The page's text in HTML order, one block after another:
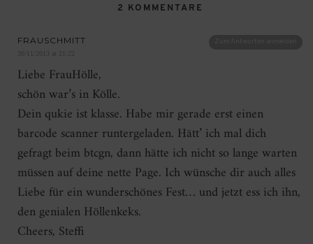
2 KOMMENTARE
FRAUSCHMITT
Liebe FrauHölle,
schön war’s in Kölle.
Dein qukie ist klasse. Habe mir gerade erst einen
barcode scanner runtergeladen. Hätt’ ich mal dich
gefragt beim btcgn, dann hätte ich nicht so lange warten
müssen auf deine nette Page. Ich wünsche dir auch alles
Liebe für ein wunderschönes Fest… und jetzt ess ich ihn,
den genialen Höllenkeks.
Cheers, Steffi